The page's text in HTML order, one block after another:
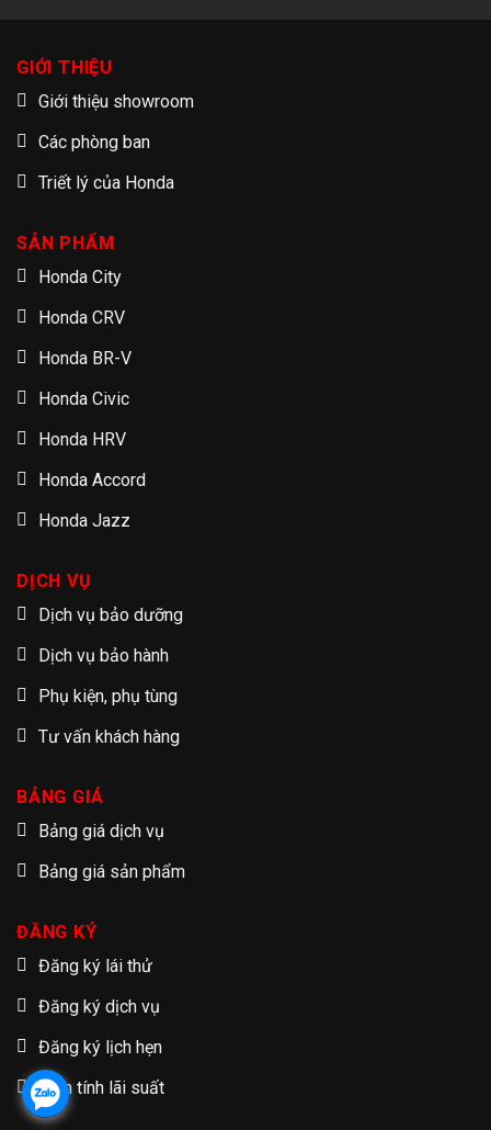
GIỚI THIỆU
Giới thiệu showroom
Các phòng ban
Triết lý của Honda
SẢN PHẨM
Honda City
Honda CRV
Honda BR-V
Honda Civic
Honda HRV
Honda Accord
Honda Jazz
DỊCH VỤ
Dịch vụ bảo dưỡng
Dịch vụ bảo hành
Phụ kiện, phụ tùng
Tư vấn khách hàng
BẢNG GIÁ
Bảng giá dịch vụ
Bảng giá sản phẩm
ĐĂNG KÝ
Đăng ký lái thử
Đăng ký dịch vụ
Đăng ký lịch hẹn
Tạm tính lãi suất